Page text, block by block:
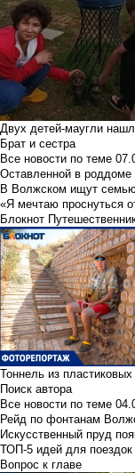
Двух детей-маугли
Брат и сестра
Все новости по теме
Оставленной в
В Волжском ищут
«Я мечтаю проснуться
Блокнот
Тоннель из
Поиск автора
Все новости по теме
Рейд по фонтанам
Искусственный пруд
ТОП-5 идей для поездок
Вопрос к главе